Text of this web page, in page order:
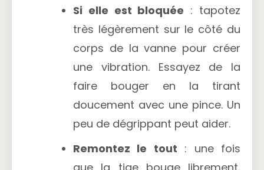
Si elle est bloquée : tapotez
très légèrement sur le côté du
corps de la vanne pour créer
une vibration. Essayez de la
faire bouger en la tirant
doucement avec une pince. Un
peu de dégrippant peut aider.
Remontez le tout : une fois